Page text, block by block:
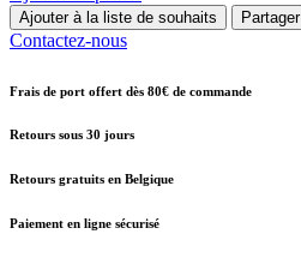
Ajouter à la liste de souhaits Partager
Contactez-nous
Frais de port offert dès 80€ de commande
Retours sous 30 jours
Retours gratuits en Belgique
Paiement en ligne sécurisé